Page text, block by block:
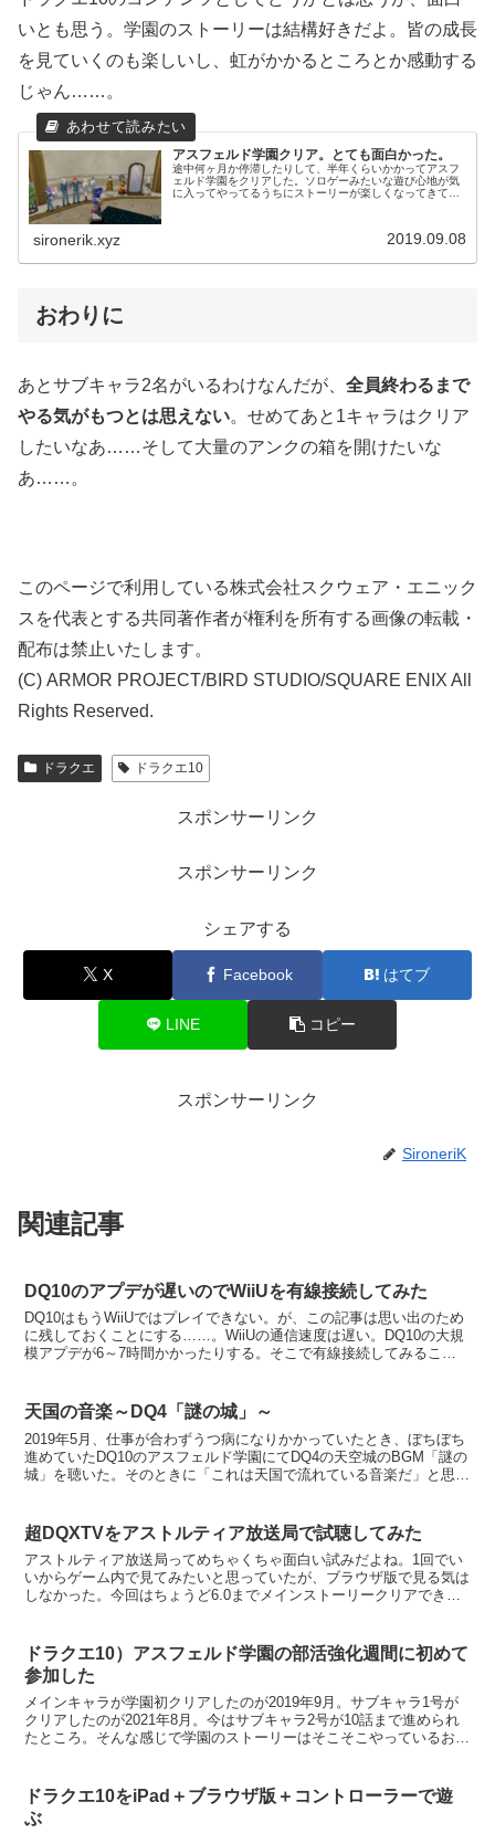
いとも思う。学園のストーリーは結構好きだよ。皆の成長
を見ていくのも楽しいし、虹がかかるところとか感動する
じゃん……。
アスフェルド学園クリア。とても面白かった。
途中何ヶ月か停滞したりして、半年くらいかかってアスフ
ェルド学園をクリアした。ソロゲーみたいな遊び心地が気
に入ってやってるうちにストーリーが楽しくなってきて、
sironerik.xyz 2019.09.08
おわりに
あとサブキャラ2名がいるわけなんだが、 全員終わるまで
やる気がもつとは思えない。せめてあと1キャラはクリア
したいなあ……そして大量のアンクの箱を開けたいな
あ……。
このページで利用している株式会社スクウェア・エニック
スを代表とする共同著作者が権利を所有する画像の転載・
配布は禁止いたします。
(C) ARMOR PROJECT/BIRD STUDIO/SQUARE ENIX All
Rights Reserved.
ドラクエ ドラクエ10
スポンサーリンク
スポンサーリンク
シェアする
X Facebook はてブ
LINE コピー
スポンサーリンク
SironeriK
関連記事
DQ10のアプデが遅いのでWiiUを有線接続してみた
DQ10はもうWiiUではプレイできない。が、この記事は思い出のため
に残しておくことにする……。WiiUの通信速度は遅い。DQ10の大規
模アプデが6～7時間かかったりする。そこで有線接続してみること
天国の音楽～DQ4「謎の城」～
2019年5月、仕事が合わずうつ病になりかかっていたとき、ぼちぼち
進めていたDQ10のアスフェルド学園にてDQ4の天空城のBGM「謎の
城」を聴いた。そのときに「これは天国で流れている音楽だ」と思っ
超DQXTVをアストルティア放送局で試聴してみた
アストルティア放送局ってめちゃくちゃ面白い試みだよね。1回でい
いからゲーム内で見てみたいと思っていたが、ブラウザ版で見る気は
しなかった。今回はちょうど6.0までメインストーリークリアでき
ドラクエ10）アスフェルド学園の部活強化週間に初めて
参加した
メインキャラが学園初クリアしたのが2019年9月。サブキャラ1号が
クリアしたのが2021年8月。今はサブキャラ2号が10話まで進められ
たところ。そんな感じで学園のストーリーはそこそこやっているおれ
ドラクエ10をiPad＋ブラウザ版＋コントローラーで遊
ぶ